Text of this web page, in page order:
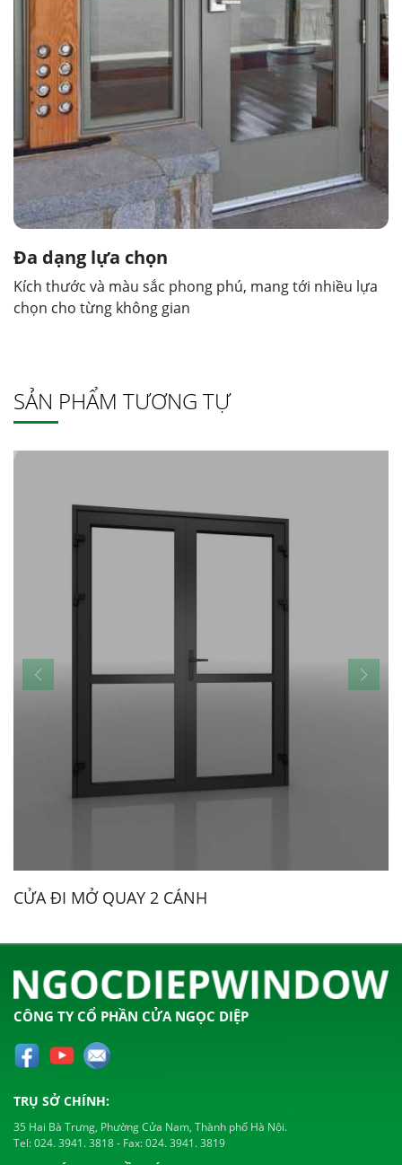
Đa dạng lựa chọn
Kích thước và màu sắc phong phú, mang tới nhiều lựa
chọn cho từng không gian
SẢN PHẨM TƯƠNG TỰ
CỬA ĐI MỞ QUAY 2 CÁNH
CÔNG TY CỔ PHẦN CỬA NGỌC DIỆP
TRỤ SỞ CHÍNH:
35 Hai Bà Trưng, Phường Cửa Nam, Thành phố Hà Nội.
Tel:024. 3941. 3818- Fax:024. 3941. 3819